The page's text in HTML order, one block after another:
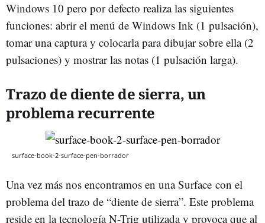
Windows 10 pero por defecto realiza las siguientes
funciones: abrir el menú de Windows Ink (1 pulsación),
tomar una captura y colocarla para dibujar sobre ella (2
pulsaciones) y mostrar las notas (1 pulsación larga).
Trazo de diente de sierra, un
problema recurrente
surface-book-2-surface-pen-borrador
Una vez más nos encontramos en una Surface con el
problema del trazo de “diente de sierra”. Este problema
reside en la tecnología N-Trig utilizada y provoca que al